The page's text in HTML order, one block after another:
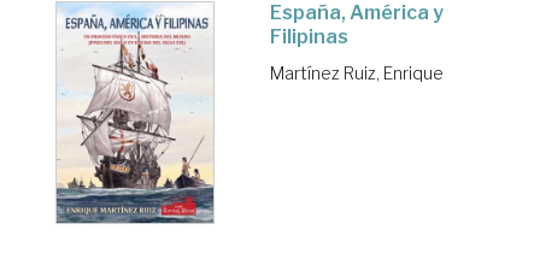
España, América y
Filipinas
Martínez Ruiz, Enrique